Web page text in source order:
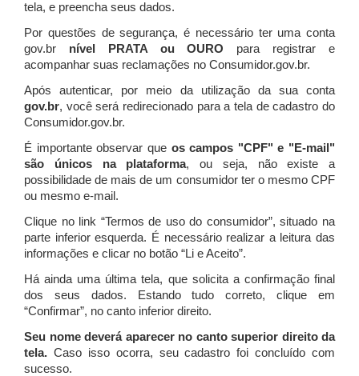
tela, e preencha seus dados.
Por questões de segurança, é necessário ter uma conta
gov.br nível PRATA ou OURO para registrar e
acompanhar suas reclamações no Consumidor.gov.br.
Após autenticar, por meio da utilização da sua conta
gov.br, você será redirecionado para a tela de cadastro do
Consumidor.gov.br.
É importante observar que os campos "CPF" e "E-mail"
são únicos na plataforma, ou seja, não existe a
possibilidade de mais de um consumidor ter o mesmo CPF
ou mesmo e-mail.
Clique no link “Termos de uso do consumidor”, situado na
parte inferior esquerda. É necessário realizar a leitura das
informações e clicar no botão “Li e Aceito”.
Há ainda uma última tela, que solicita a confirmação final
dos seus dados. Estando tudo correto, clique em
“Confirmar”, no canto inferior direito.
Seu nome deverá aparecer no canto superior direito da
tela. Caso isso ocorra, seu cadastro foi concluído com
sucesso.